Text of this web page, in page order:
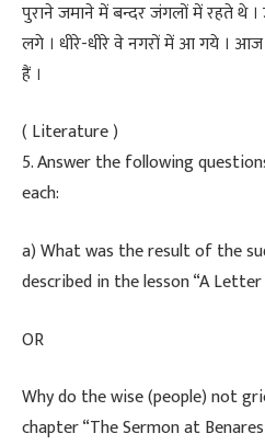
​पुराने जमाने में बन्दर जंगलों में रहते थे
लगे । धीरे-धीरे वे नगरों में आ गये ।
हैं ।
​( Literature )
​5. Answer the following
each:
​a) What was the result of the
described in the lesson “A
​OR
​Why do the wise (people) not
chapter “The Sermon at